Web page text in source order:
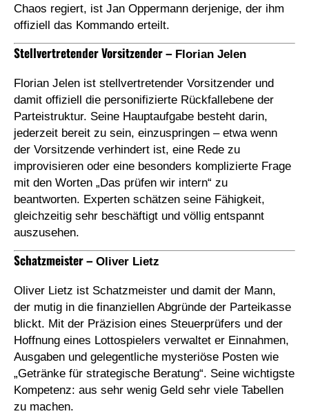
Chaos regiert, ist Jan Oppermann derjenige, der ihm
offiziell das Kommando erteilt.
Stellvertretender Vorsitzender – Florian Jelen
Florian Jelen ist stellvertretender Vorsitzender und
damit offiziell die personifizierte Rückfallebene der
Parteistruktur. Seine Hauptaufgabe besteht darin,
jederzeit bereit zu sein, einzuspringen – etwa wenn
der Vorsitzende verhindert ist, eine Rede zu
improvisieren oder eine besonders komplizierte Frage
mit den Worten „Das prüfen wir intern“ zu
beantworten. Experten schätzen seine Fähigkeit,
gleichzeitig sehr beschäftigt und völlig entspannt
auszusehen.
Schatzmeister – Oliver Lietz
Oliver Lietz ist Schatzmeister und damit der Mann,
der mutig in die finanziellen Abgründe der Parteikasse
blickt. Mit der Präzision eines Steuerprüfers und der
Hoffnung eines Lottospielers verwaltet er Einnahmen,
Ausgaben und gelegentliche mysteriöse Posten wie
„Getränke für strategische Beratung“. Seine wichtigste
Kompetenz: aus sehr wenig Geld sehr viele Tabellen
zu machen.